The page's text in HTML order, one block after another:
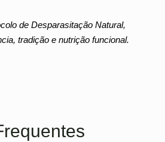
de Desparasitação Natural,
tradição e nutrição funcional.